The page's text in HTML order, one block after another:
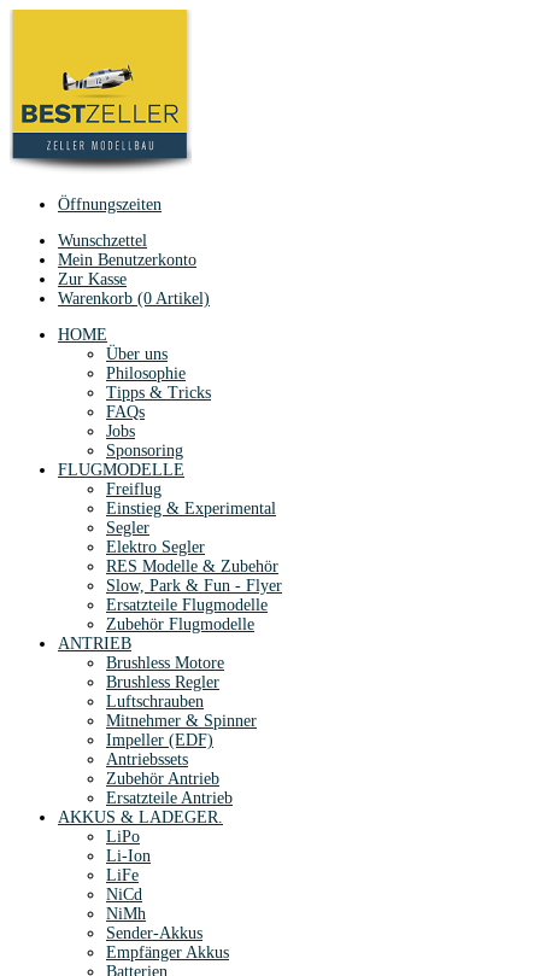
Öffnungszeiten
Wunschzettel
Mein Benutzerkonto
Zur Kasse
Warenkorb (0 Artikel)
HOME
Über uns
Philosophie
Tipps & Tricks
FAQs
Jobs
Sponsoring
FLUGMODELLE
Freiflug
Einstieg & Experimental
Segler
Elektro Segler
RES Modelle & Zubehör
Slow, Park & Fun - Flyer
Ersatzteile Flugmodelle
Zubehör Flugmodelle
ANTRIEB
Brushless Motore
Brushless Regler
Luftschrauben
Mitnehmer & Spinner
Impeller (EDF)
Antriebssets
Zubehör Antrieb
Ersatzteile Antrieb
AKKUS & LADEGER.
LiPo
Li-Ion
LiFe
NiCd
NiMh
Sender-Akkus
Empfänger Akkus
Batterien